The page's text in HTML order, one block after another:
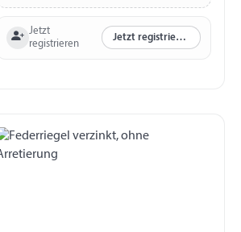
Jetzt
registrieren
Jetzt registrieren